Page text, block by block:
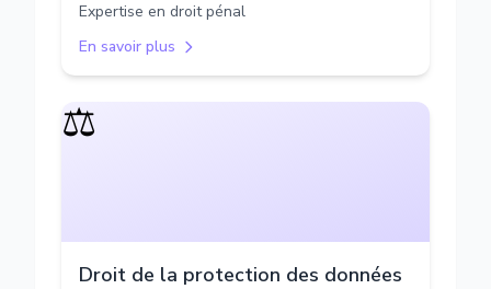
Expertise en droit pénal
En savoir plus
⚖️
Droit de la protection des données